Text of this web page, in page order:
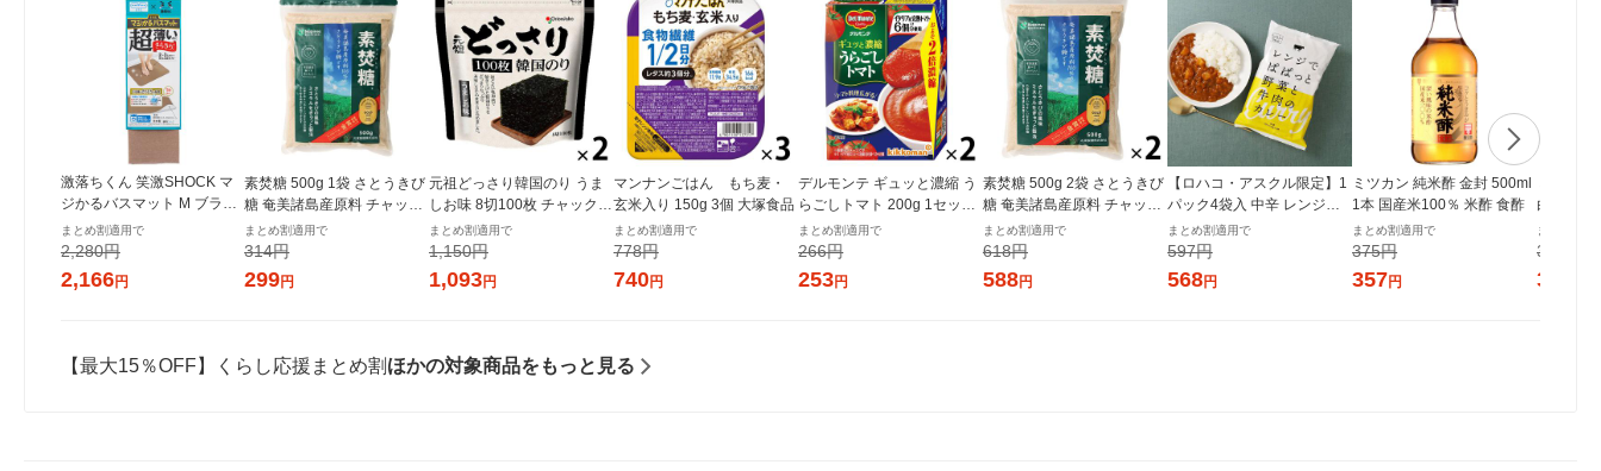
激落ちくん 笑激SHOCK マ
ジかるバスマット M ブラウ
ン BR B00621 1枚 厚さ約2
mm レック
まとめ割適用で
2,280円
2,166円
素焚糖 500g 1袋 さとうきび
糖 奄美諸島産原料 チャック
まとめ割適用で
314円
299円
元祖どっさり韓国のり うま
しお味 8切100枚 チャック付
き 1セット（1個×2）オリオ
ンジャコー
まとめ割適用で
1,150円
1,093円
マンナンごはん もち麦・
玄米入り 150g 3個 大塚食品
まとめ割適用で
778円
740円
デルモンテ ギュッと濃縮 う
らごしトマト 200g 1セット
（1個×2）キッコーマン 紙
パック
まとめ割適用で
266円
253円
素焚糖 500g 2袋 さとうきび
糖 奄美諸島産原料 チャック
まとめ割適用で
618円
588円
【ロハコ・アスクル限定】1
パック4袋入 中辛 レンジで
ぱぱっと野菜と牛肉のカレ
ー 180g 1個 オリジナル レト
ルト（イチオシ） オリジナ
ル
まとめ割適用で
597円
568円
ミツカン 純米酢 金封 500ml
1本 国産米100％ 米酢 食酢
まとめ割適用で
375円
357円
白だし
0ml） 1
まとめ割適
398円
379
【最大15％OFF】くらし応援まとめ割 ほかの対象商品をもっと見る